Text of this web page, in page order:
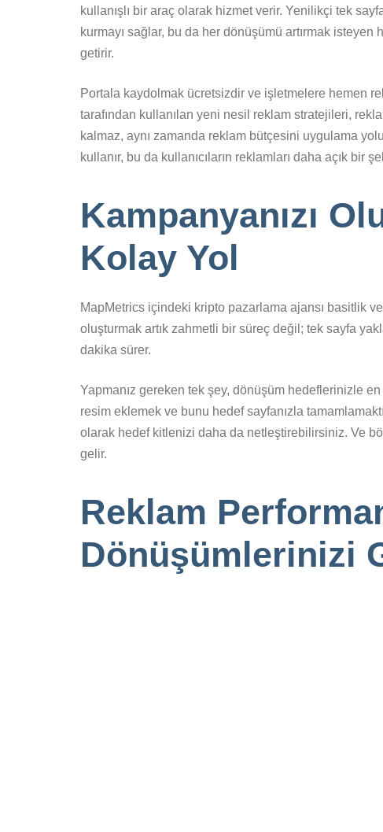
kullanışlı bir araç olarak hizmet verir. Yenilikçi tek
kurmayı sağlar, bu da her dönüşümü artırmak isteyen
getirir.
Portala kaydolmak ücretsizdir ve işletmelere hemen
tarafından kullanılan yeni nesil reklam stratejileri,
kalmaz, aynı zamanda reklam bütçesini uygulama
kullanır, bu da kullanıcıların reklamları daha açık bir
Kampanyanızı
Kolay Yol
MapMetrics içindeki kripto pazarlama ajansı basitlik
oluşturmak artık zahmetli bir süreç değil; tek sayfa
dakika sürer.
Yapmanız gereken tek şey, dönüşüm hedeflerinizle
resim eklemek ve bunu hedef sayfanızla
olarak hedef kitlenizi daha da netleştirebilirsiniz. Ve
gelir.
Reklam
Dönüşümlerinizi